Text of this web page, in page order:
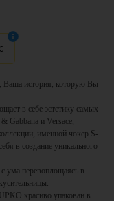
Ваша история, которую Вы
в себе эстетику самых
Gabbana и Versace,
именной чокер S-
в создание уникального
ума перевоплощаясь в
красиво упакован в